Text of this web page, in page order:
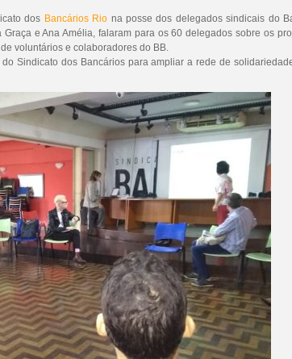
dos Bancários Rio na posse dos delegados sindicais do
e Ana Amélia, falaram para os 60 delegados sobre os
voluntários e colaboradores do BB.
Sindicato dos Bancários para ampliar a rede de